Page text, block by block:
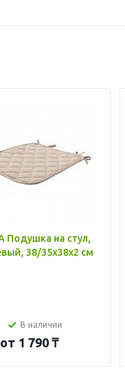
Подушка на стул,
38/35x38x2 см
В наличии
от 1 790 ₸